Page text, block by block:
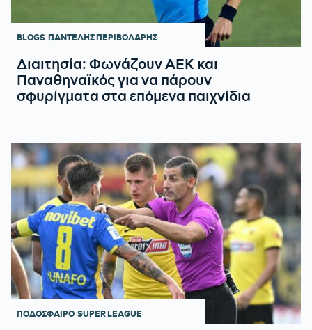
BLOGS ΠΑΝΤΕΛΗΣ ΠΕΡΙΒΟΛΑΡΗΣ
Διαιτησία: Φωνάζουν ΑΕΚ και
Παναθηναϊκός για να πάρουν
σφυρίγματα στα επόμενα παιχνίδια
ΠΟΔΟΣΦΑΙΡΟ SUPER LEAGUE